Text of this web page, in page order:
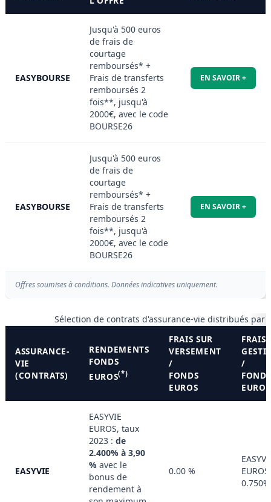
EASYBOURSE
Jusqu'à 500 euros
de frais de
courtage
remboursés* +
Frais de transferts
remboursés 2
fois**, jusqu'à
2000€, avec le code
BOURSE26
EN SAVOIR +
EASYBOURSE
Jusqu'à 500 euros
de frais de
courtage
remboursés* +
Frais de transferts
remboursés 2
fois**, jusqu'à
2000€, avec le code
BOURSE26
EN SAVOIR +
Offres soumises à conditions. Données indicatives uniquement.
Sélection de contrats d'assurance-vie distribués par
ASSURANCE-
VIE
(CONTRATS)
RENDEMENTS
FONDS
EUROS(*)
FRAIS SUR
VERSEMENT
/
FONDS
EUROS
FRAIS
/
FONDS
EUROS
EASYVIE
EASYVIE
EUROS, taux
2023 : de
2.400% à 3,90
% avec le
bonus de
rendement à
0.00 %
EUROS:
0.750%